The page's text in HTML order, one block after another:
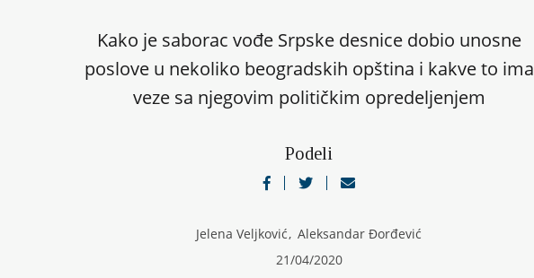
Kako je saborac vođe Srpske desnice dobio unosne
poslove u nekoliko beogradskih opština i kakve to ima
veze sa njegovim političkim opredeljenjem
Podeli
Jelena Veljković, Aleksandar Đorđević
21/04/2020